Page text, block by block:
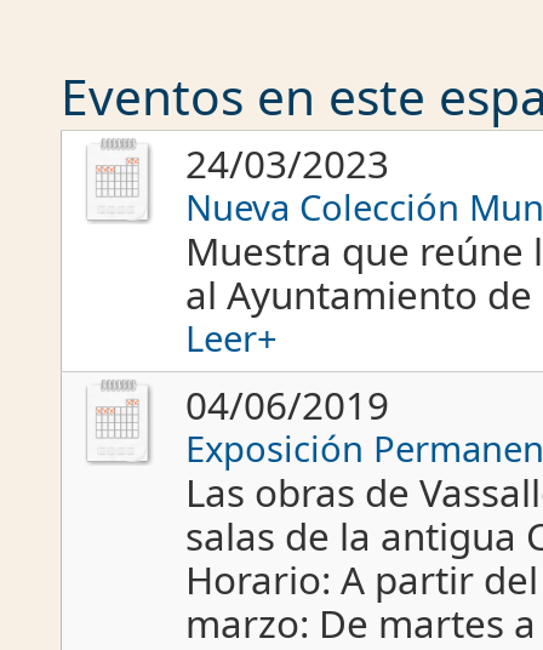
Eventos en este
24/03/2023
Nueva Colección
Muestra que reúne
al Ayuntamiento de
Leer+
04/06/2019
Exposición
Las obras de
salas de la antigua
Horario: A partir
marzo: De martes